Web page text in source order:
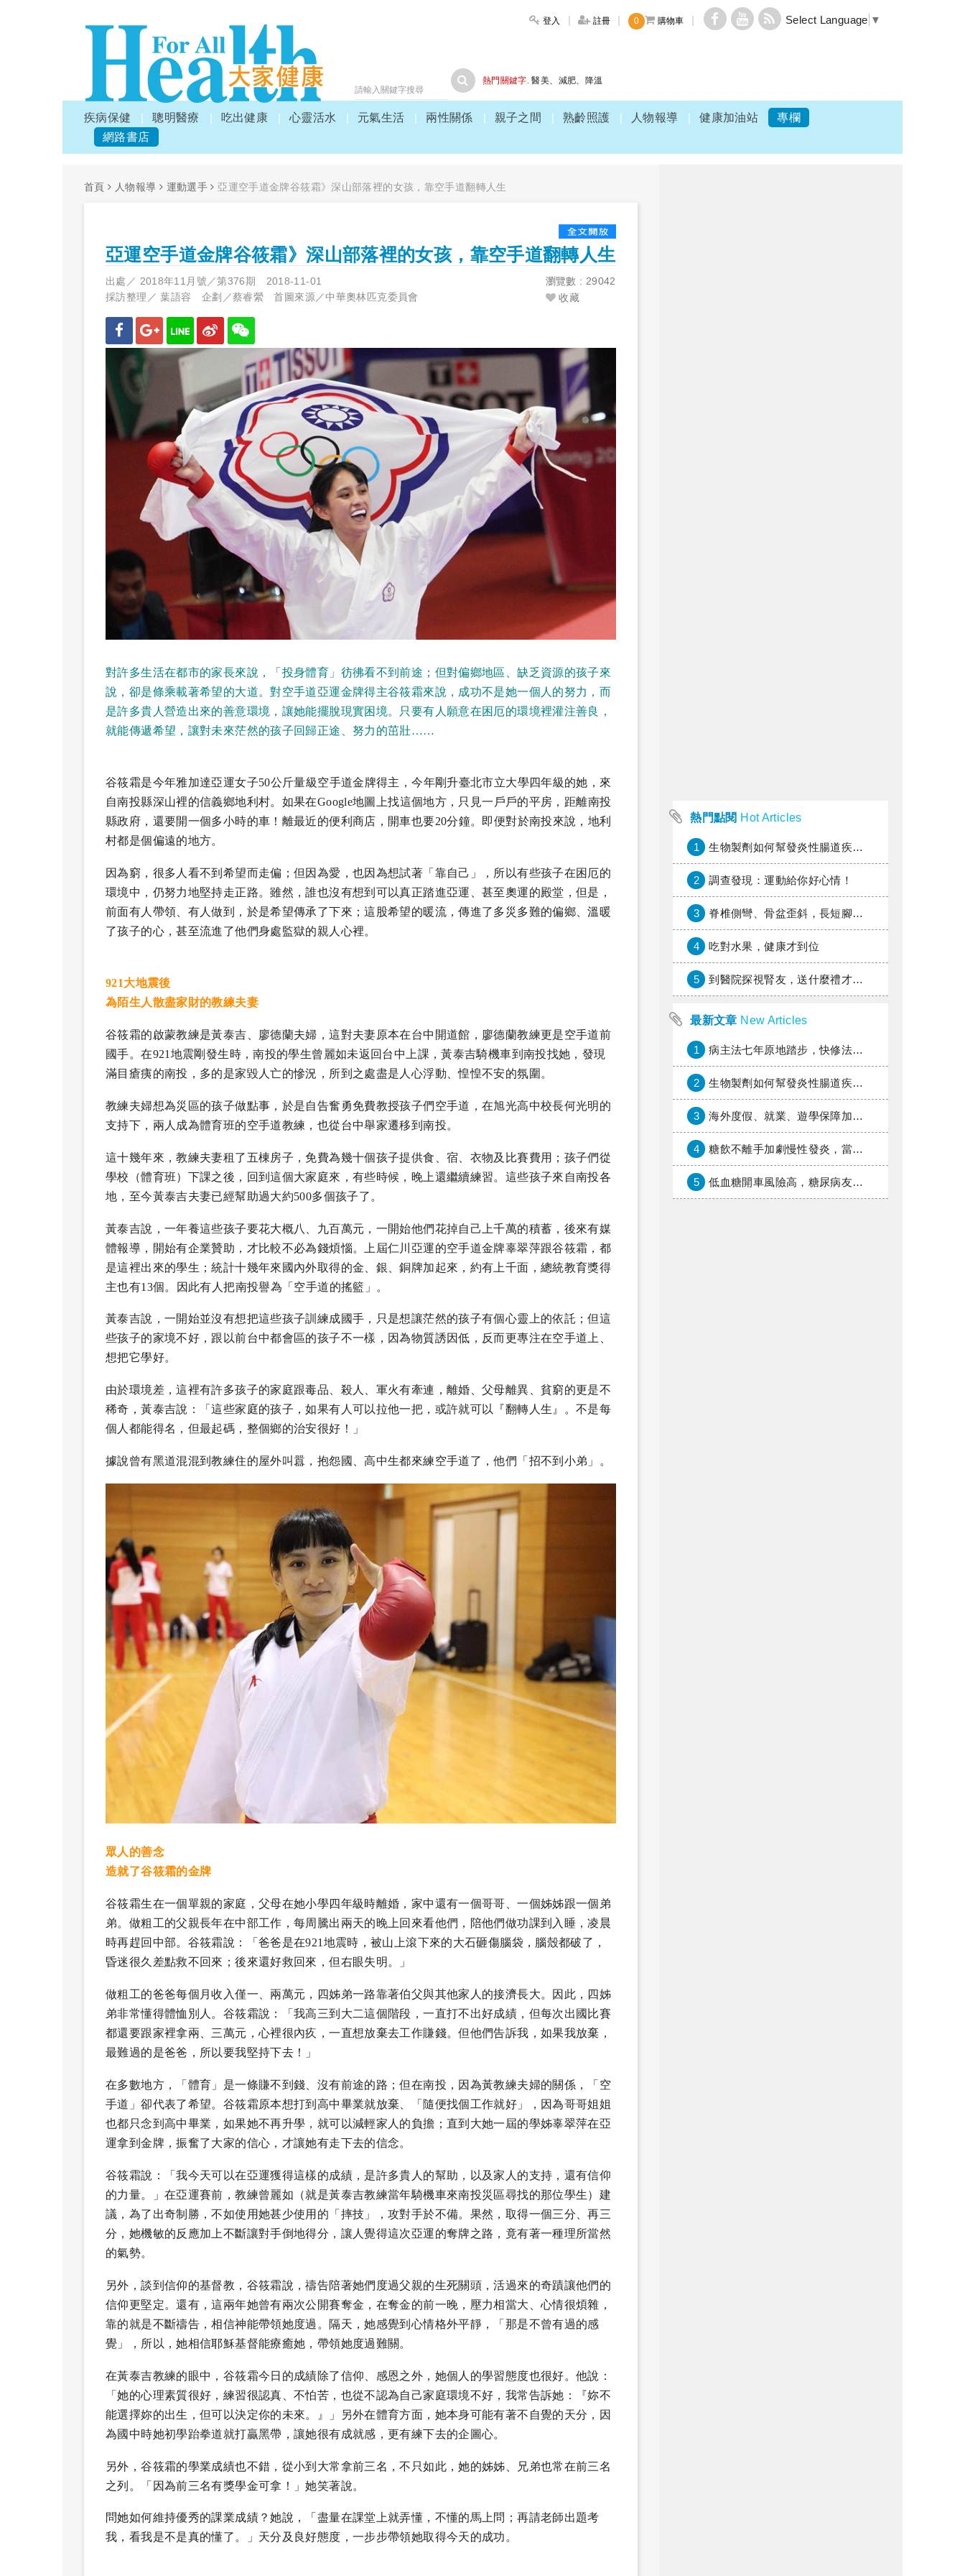
登入 註冊 0 購物車 Select Language ▼
熱門關鍵字. 醫美、 減肥、 降溫
疾病保健 聰明醫療 吃出健康 心靈活水 元氣生活 兩性關係 親子之間 熟齡照護 人物報導 健康加油站
專欄
網路書店
首頁 人物報導 運動選手 亞運空手道金牌谷筱霜》深山部落裡的女孩，靠空手道翻轉人生
亞運空手道金牌谷筱霜》深山部落裡的女孩，靠空手道翻轉人生
出處／ 2018年11月號／第376期 2018-11-01
採訪整理／ 葉語容 企劃／蔡睿縈 首圖來源／中華奧林匹克委員會
瀏覽數 : 29042
收藏
對許多生活在都市的家長來說，「投身體育」彷彿看不到前途；但對偏鄉地區、缺乏資源的孩子來
說，卻是條乘載著希望的大道。對空手道亞運金牌得主谷筱霜來說，成功不是她一個人的努力，而
是許多貴人營造出來的善意環境，讓她能擺脫現實困境。只要有人願意在困厄的環境裡灌注善良，
就能傳遞希望，讓對未來茫然的孩子回歸正途、努力的茁壯……
谷筱霜是今年雅加達亞運女子50公斤量級空手道金牌得主，今年剛升臺北市立大學四年級的她，來
自南投縣深山裡的信義鄉地利村。如果在Google地圖上找這個地方，只見一戶戶的平房，距離南投
縣政府，還要開一個多小時的車！離最近的便利商店，開車也要20分鐘。即便對於南投來說，地利
村都是個偏遠的地方。
因為窮，很多人看不到希望而走偏；但因為愛，也因為想試著「靠自己」，所以有些孩子在困厄的
環境中，仍努力地堅持走正路。雖然，誰也沒有想到可以真正踏進亞運、甚至奧運的殿堂，但是，
前面有人帶領、有人做到，於是希望傳承了下來；這股希望的暖流，傳進了多災多難的偏鄉、溫暖
了孩子的心，甚至流進了他們身處監獄的親人心裡。
921大地震後
為陌生人散盡家財的教練夫妻
谷筱霜的啟蒙教練是黃泰吉、廖德蘭夫婦，這對夫妻原本在台中開道館，廖德蘭教練更是空手道前
國手。在921地震剛發生時，南投的學生曾麗如未返回台中上課，黃泰吉騎機車到南投找她，發現
滿目瘡痍的南投，多的是家毀人亡的慘況，所到之處盡是人心浮動、惶惶不安的氛圍。
教練夫婦想為災區的孩子做點事，於是自告奮勇免費教授孩子們空手道，在旭光高中校長何光明 的
支持下，兩人成為體育班的空手道教練，也從台中舉家遷移到南投。
這十幾年來，教練夫妻租了五棟房子，免費為幾十個孩子提供食、宿、衣物及比賽費用；孩子們從
學校（體育班）下課之後，回到這個大家庭來，有些時候，晚上還繼續練習。這些孩子來自南投各
地，至今黃泰吉夫妻已經幫助過大約500多個孩子了。
黃泰吉說，一年養這些孩子要花大概八、九百萬元，一開始他們花掉自己上千萬的積蓄，後來有媒
體報導，開始有企業贊助，才比較不必為錢煩惱。上屆仁川亞運的空手道金牌辜翠萍跟谷筱霜，都
是這裡出來的學生；統計十幾年來國內外取得的金、銀、銅牌加起來，約有上千面，總統教育獎得
主也有13個。因此有人把南投譽為「空手道的搖籃」。
黃泰吉說，一開始並沒有想把這些孩子訓練成國手，只是想讓茫然的孩子有個心靈上的依託；但這
些孩子的家境不好，跟以前台中都會區的孩子不一樣，因為物質誘因低，反而更專注在空手道上、
想把它學好。
由於環境差，這裡有許多孩子的家庭跟毒品、殺人、軍火有牽連，離婚、父母離異、貧窮的更是不
稀奇，黃泰吉說：「這些家庭的孩子，如果有人可以拉他一把，或許就可以『翻轉人生』。不是每
個人都能得名，但最起碼，整個鄉的治安很好！」
據說曾有黑道混混到教練住的屋外叫囂，抱怨國、高中生都來練空手道了，他們「招不到小弟」。
眾人的善念
造就了谷筱霜的金牌
谷筱霜生在一個單親的家庭，父母在她小學四年級時離婚，家中還有一個哥哥、一個姊姊跟一個弟
弟。做粗工的父親長年在中部工作，每周騰出兩天的晚上回來看他們，陪他們做功課到入睡，凌晨
時再趕回中部。谷筱霜說：「爸爸是在921地震時，被山上滾下來的大石砸傷腦袋，腦殼都破了，
昏迷很久差點救不回來；後來還好救回來，但右眼失明。」
做粗工的爸爸每個月收入僅一、兩萬元，四姊弟一路靠著伯父與其他家人的接濟長大。因此，四姊
弟非常懂得體恤別人。谷筱霜說：「我高三到大二這個階段，一直打不出好成績，但每次出國比賽
都還要跟家裡拿兩、三萬元，心裡很內疚，一直想放棄去工作賺錢。但他們告訴我，如果我放棄，
最難過的是爸爸，所以要我堅持下去！」
在多數地方，「體育」是一條賺不到錢、沒有前途的路；但在南投，因為黃教練夫婦的關係，「空
手道」卻代表了希望。谷筱霜原本想打到高中畢業就放棄、「隨便找個工作就好」，因為哥哥姐姐
也都只念到高中畢業，如果她不再升學，就可以減輕家人的負擔；直到大她一屆的學姊辜翠萍在亞
運拿到金牌，振奮了大家的信心，才讓她有走下去的信念。
谷筱霜說：「我今天可以在亞運獲得這樣的成績，是許多貴人的幫助，以及家人的支持，還有信仰
的力量。」在亞運賽前，教練曾麗如（就是黃泰吉教練當年騎機車來南投災區尋找的那位學生）建
議，為了出奇制勝，不如使用她甚少使用的「摔技」，攻對手於不備。果然，取得一個三分、再三
分，她機敏的反應加上不斷讓對手倒地得分，讓人覺得這次亞運的奪牌之路，竟有著一種理所當然
的氣勢。
另外，談到信仰的基督教，谷筱霜說，禱告陪著她們度過父親的生死關頭，活過來的奇蹟讓他們的
信仰更堅定。還有，這兩年她曾有兩次公開賽奪金，在奪金的前一晚，壓力相當大、心情很煩雜，
靠的就是不斷禱告，相信神能帶領她度過。隔天，她感覺到心情格外平靜，「那是不曾有過的感
覺」，所以，她相信耶穌基督能療癒她，帶領她度過難關。
在黃泰吉教練的眼中，谷筱霜今日的成績除了信仰、感恩之外，她個人的學習態度也很好。他說：
「她的心理素質很好，練習很認真、不怕苦，也從不認為自己家庭環境不好，我常告訴她：『妳不
能選擇妳的出生，但可以決定你的未來。』」另外在體育方面，她本身可能有著不自覺的天分，因
為國中時她初學跆拳道就打贏黑帶，讓她很有成就感，更有練下去的企圖心。
另外，谷筱霜的學業成績也不錯，從小到大常拿前三名，不只如此，她的姊姊、兄弟也常在前三名
之列。「因為前三名有獎學金可拿！」她笑著說。
問她如何維持優秀的課業成績？她說，「盡量在課堂上就弄懂，不懂的馬上問；再請老師出題考
我，看我是不是真的懂了。」天分及良好態度，一步步帶領她取得今天的成功。
熱門點閱 Hot Articles
1 生物製劑如何幫發炎性腸道疾病患者抗潰瘍？治療進展與健保給付困境一次看
2 調查發現：運動給你好心情！
3 脊椎側彎、骨盆歪斜，長短腳惹的禍？
4 吃對水果，健康才到位
5 到醫院探視腎友，送什麼禮才好？
最新文章 New Articles
1 病主法七年原地踏步，快修法讓病人自主決定善終
2 生物製劑如何幫發炎性腸道疾病患者抗潰瘍？治療進展與健保給付困境一次看
3 海外度假、就業、遊學保障加倍，富邦產險「一期逐夢」專案加碼遠距醫療與緊急救援
4 糖飲不離手加劇慢性發炎，當心老化與慢性病提早報到
5 低血糖開車風險高，糖尿病友上路必學的安全守則